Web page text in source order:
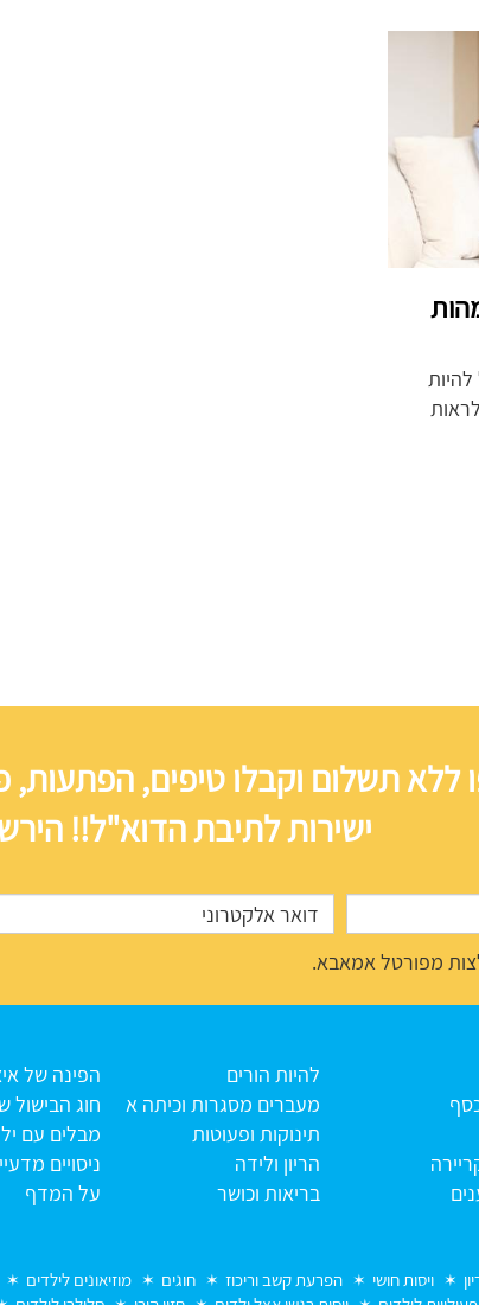
ללא תשלום וקבלו טיפים, הפתעות,
ישירות לתיבת הדוא"ל!!
מפורטל אמאבא.
להיות הורים
מעברים מסגרות וכיתה א
תינוקות ופעוטות
הריון ולידה
בריאות וכושר
הפינה של
חוג
מבלים עם
ניסויים
על המדף
ויסות חושי הפרעת קשב וריכוז חוגים מוזיאונים לילדים